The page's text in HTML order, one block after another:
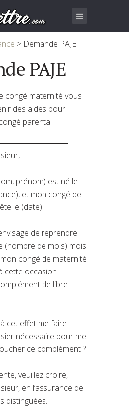
> Demande PAJE
PAJE
congé maternité vous
des aides pour
parental
prénom) est né le
et mon congé de
le (date).
de reprendre
(nombre de mois) mois
congé de maternité
cette occasion
de libre
cet effet me faire
nécessaire pour me
ce complément ?
veuillez croire,
en l’assurance de
distinguées.